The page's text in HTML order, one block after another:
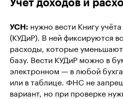
Учёт доходов и
УСН: нужно вести Книгу
(КУДиР). В ней фиксируются
расходы, которые
базу. Вести КУДиР можно в
электронном — в любой
или в таблице. ФНС не
вариант, но при проверке